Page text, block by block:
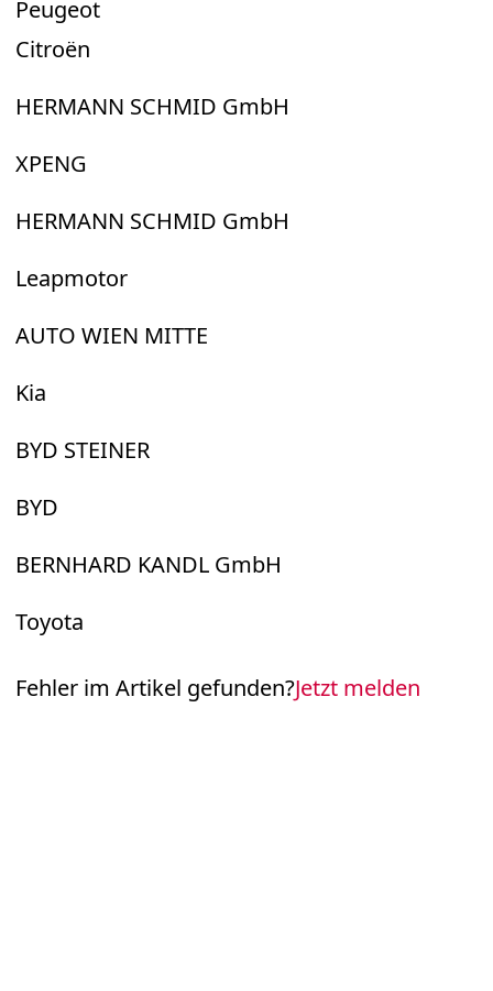
Peugeot
Citroën
HERMANN SCHMID GmbH
XPENG
HERMANN SCHMID GmbH
Leapmotor
AUTO WIEN MITTE
Kia
BYD STEINER
BYD
BERNHARD KANDL GmbH
Toyota
Fehler im Artikel gefunden?Jetzt melden